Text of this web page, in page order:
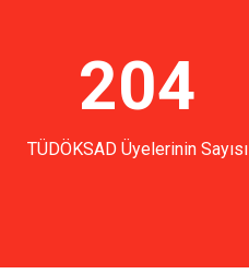
204
TÜDÖKSAD Üyelerinin Sayısı